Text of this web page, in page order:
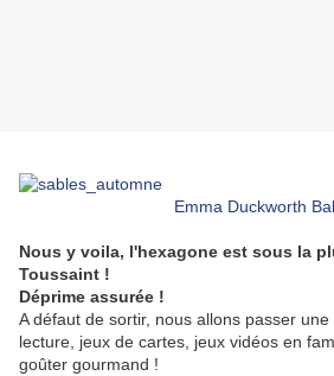
Emma Duckworth
Nous y voila, l'hexagone est sous la
Toussaint !
Déprime assurée !
A défaut de sortir, nous allons passer
lecture, jeux de cartes, jeux vidéos en
goûter gourmand !